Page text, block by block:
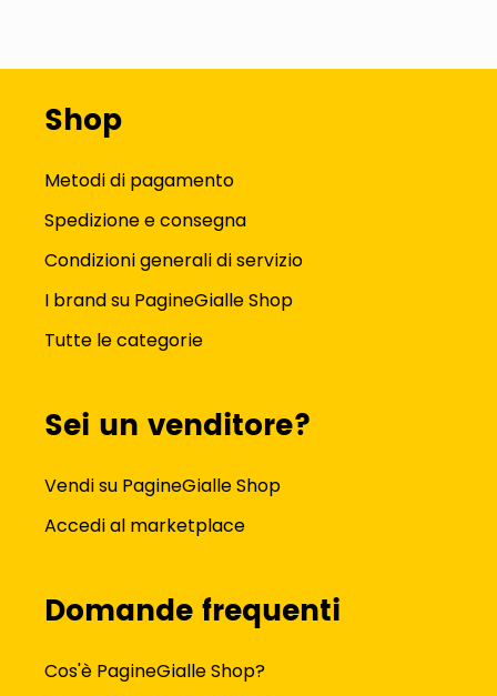
Shop
Metodi di pagamento
Spedizione e consegna
Condizioni generali di servizio
I brand su PagineGialle Shop
Tutte le categorie
Sei un venditore?
Vendi su PagineGialle Shop
Accedi al marketplace
Domande frequenti
Cos'è PagineGialle Shop?